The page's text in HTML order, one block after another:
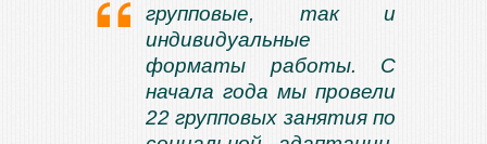
групповые, так и
индивидуальные
форматы работы. С
начала года мы провели
22 групповых занятия по